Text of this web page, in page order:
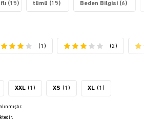
(15) tümü (15) Beden Bilgisi (6)
(1) (2)
XXL (1) XS (1) XL (1)